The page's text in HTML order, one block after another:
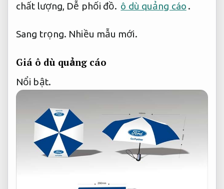
chất lượng, Dễ phối đồ. ô dù quảng cáo .
Sang trọng. Nhiều mẫu mới.
Giá ô dù quảng cáo
Nổi bật.